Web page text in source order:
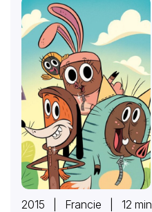
2015 | Francie | 12 min